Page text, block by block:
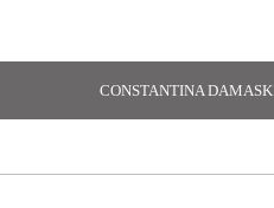
CONSTANTINA DAMASK